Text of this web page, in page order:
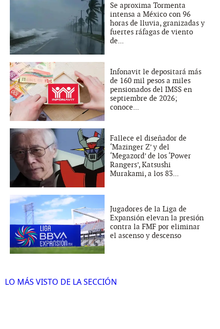
Se aproxima Tormenta
intensa a México con 96
horas de lluvia, granizadas y
fuertes ráfagas de viento
de...
Infonavit le depositará más
de 160 mil pesos a miles
pensionados del IMSS en
septiembre de 2026;
conoce...
Fallece el diseñador de
‘Mazinger Z’ y del
‘Megazord’ de los ‘Power
Rangers’, Katsushi
Murakami, a los 83...
Jugadores de la Liga de
Expansión elevan la presión
contra la FMF por eliminar
el ascenso y descenso
LO MÁS VISTO DE LA SECCIÓN